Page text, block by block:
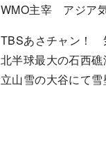
WMO主宰 アジア
TBSあさチャン！
北半球最大の石西
立山雪の大谷にて